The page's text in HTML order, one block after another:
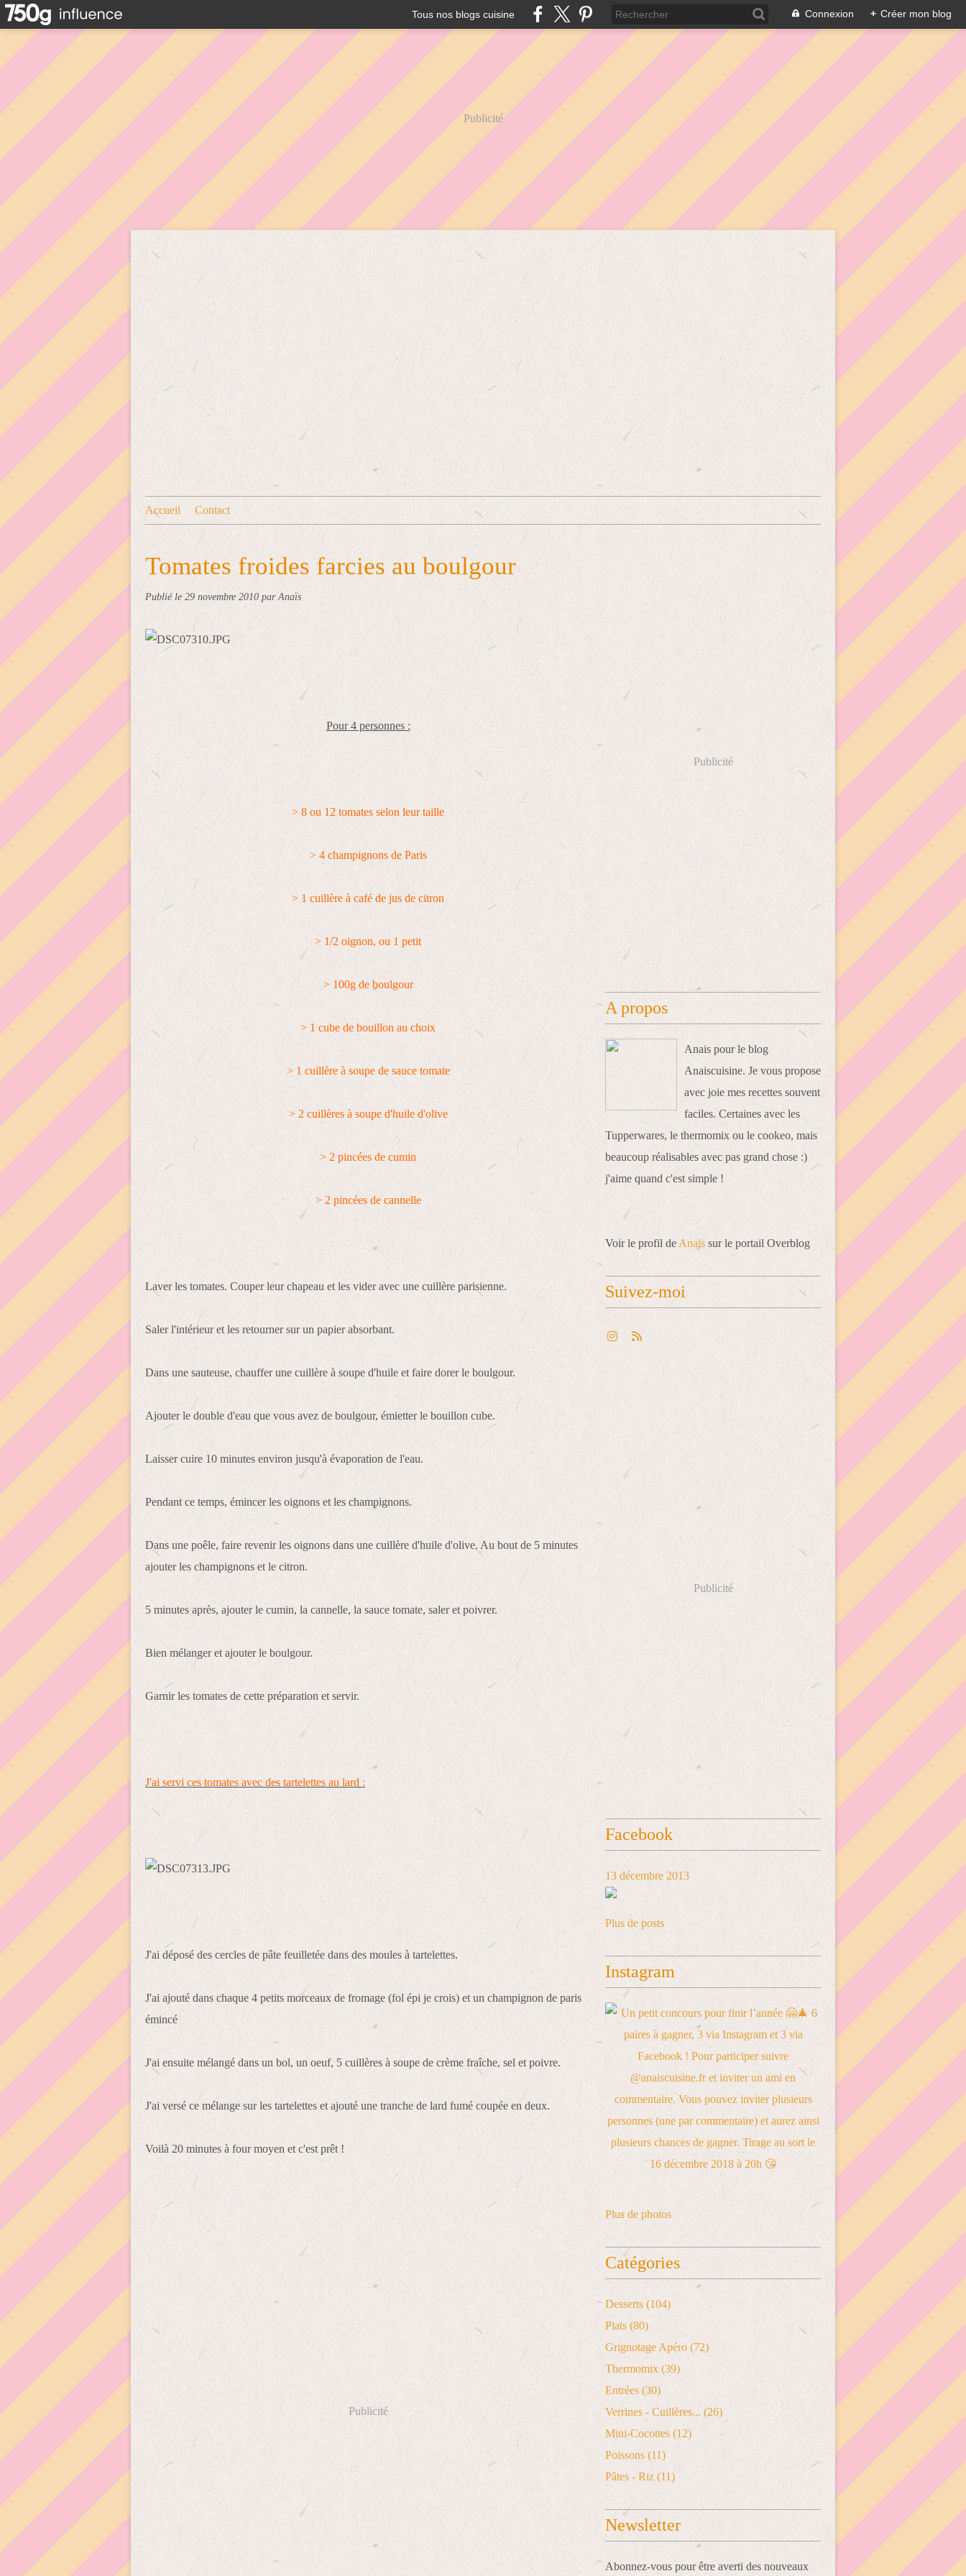
Tous nos blogs cuisine Connexion + Créer mon blog
Publicité
Accueil Contact
Tomates froides farcies au boulgour
Publié le 29 novembre 2010 par Anaïs
Pour 4 personnes :
> 8 ou 12 tomates selon leur taille
> 4 champignons de Paris
> 1 cuillère à café de jus de citron
> 1/2 oignon, ou 1 petit
> 100g de boulgour
> 1 cube de bouillon au choix
> 1 cuillère à soupe de sauce tomate
> 2 cuillères à soupe d'huile d'olive
> 2 pincées de cumin
> 2 pincées de cannelle
Laver les tomates. Couper leur chapeau et les vider avec une cuillère parisienne.
Saler l'intérieur et les retourner sur un papier absorbant.
Dans une sauteuse, chauffer une cuillère à soupe d'huile et faire dorer le boulgour.
Ajouter le double d'eau que vous avez de boulgour, émietter le bouillon cube.
Laisser cuire 10 minutes environ jusqu'à évaporation de l'eau.
Pendant ce temps, émincer les oignons et les champignons.
Dans une poêle, faire revenir les oignons dans une cuillère d'huile d'olive. Au bout de 5 minutes
ajouter les champignons et le citron.
5 minutes après, ajouter le cumin, la cannelle, la sauce tomate, saler et poivrer.
Bien mélanger et ajouter le boulgour.
Garnir les tomates de cette préparation et servir.
J'ai servi ces tomates avec des tartelettes au lard :
J'ai déposé des cercles de pâte feuilletée dans des moules à tartelettes.
J'ai ajouté dans chaque 4 petits morceaux de fromage (fol épi je crois) et un champignon de paris
émincé
J'ai ensuite mélangé dans un bol, un oeuf, 5 cuillères à soupe de crème fraîche, sel et poivre.
J'ai versé ce mélange sur les tartelettes et ajouté une tranche de lard fumé coupée en deux.
Voilà 20 minutes à four moyen et c'est prêt !
Publicité
Publicité
A propos
Anais pour le blog
Anaiscuisine. Je vous propose
avec joie mes recettes souvent
faciles. Certaines avec les
Tupperwares, le thermomix ou le cookeo, mais
beaucoup réalisables avec pas grand chose :)
j'aime quand c'est simple !
Voir le profil de Anaïs sur le portail Overblog
Suivez-moi
Publicité
Facebook
13 décembre 2013
Plus de posts
Instagram
Plus de photos
Catégories
Desserts (104)
Plats (80)
Grignotage Apéro (72)
Thermomix (39)
Entrées (30)
Verrines - Cuillères... (26)
Mini-Cocottes (12)
Poissons (11)
Pâtes - Riz (11)
Newsletter
Abonnez-vous pour être averti des nouveaux